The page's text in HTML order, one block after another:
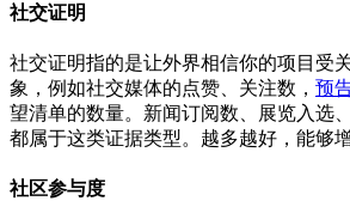
社交证明
社交证明指的是让外界相信你的项目受
象，例如社交媒体的点赞、关注数， 预
望清单的数量。新闻订阅数、展览入选
都属于这类证据类型。越多越好，能够
社区参与度